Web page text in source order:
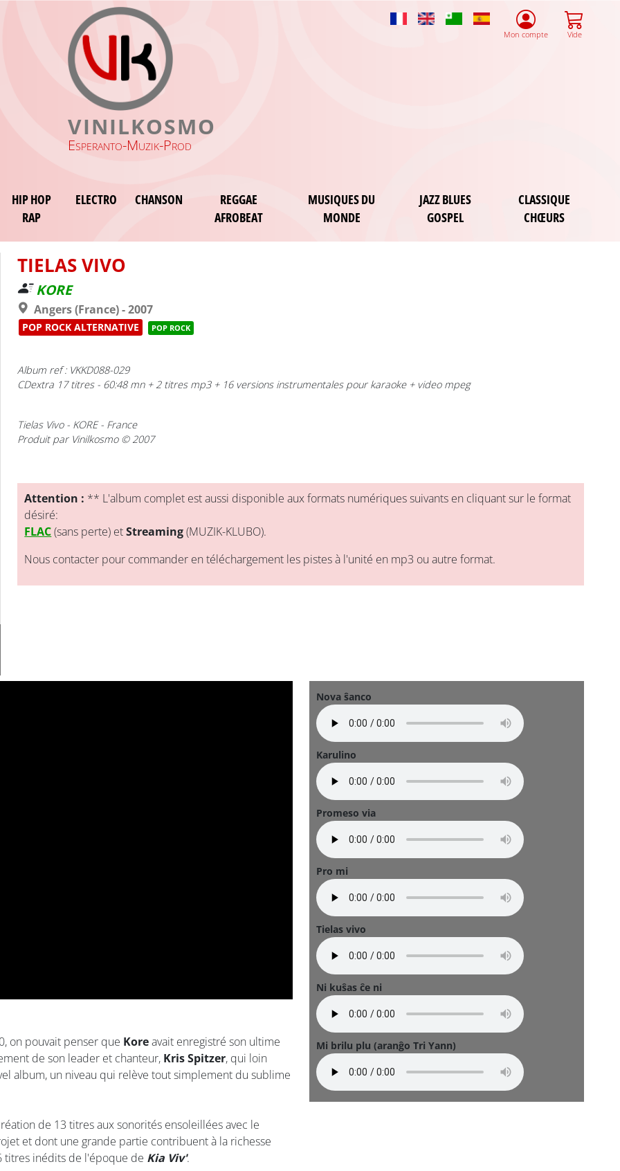
VINILKOSMO
Esperanto-Muzik-Prod
SpanishMon compte Vide
HIP HOP
RAP
ELECTRO CHANSON
REGGAE
AFROBEAT
MUSIQUES DU
MONDE
JAZZ BLUES
GOSPEL
CLASSIQUE
CHŒURS
TIELAS VIVO
KORE
Angers (France) - 2007
POP ROCK ALTERNATIVE POP ROCK
Album ref : VKKD088-029
CDextra 17 titres - 60:48 mn + 2 titres mp3 + 16 versions instrumentales pour karaoke + video mpeg
Tielas Vivo- KORE - France
Produit par Vinilkosmo © 2007
Attention : ** L'album complet est aussi disponible aux formats numériques suivants en cliquant sur le format
désiré:
FLAC(sans perte) etStreaming(MUZIK-KLUBO).
Nous contacter pour commander en téléchargement les pistes à l'unité en mp3 ou autre format.
on pouvait penser que Koreavait enregistré son ultime
de son leader et chanteur, Kris Spitzer, qui loin
album, un niveau qui relève tout simplement du sublime
de 13 titres aux sonorités ensoleillées avec le
et dont une grande partie contribuent à la richesse
titres inédits de l'époque de Kia Viv'.
Nova ŝanco
Karulino
Promeso via
Pro mi
Tielas vivo
Ni kuŝas ĉe ni
Mi brilu plu (aranĝo Tri Yann)